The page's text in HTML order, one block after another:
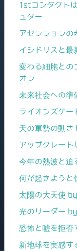
1stコンタクト
ュター
アセンションの
イシドリスと最
変わる細胞との
オン
未来社会への準
ライオンズゲー
天の軍勢の動き
アップグレード
今年の熱波と迫
何が起きようと
太陽の大天使
光のリーダー
恐怖と嘘を拒否
新地球を実感す